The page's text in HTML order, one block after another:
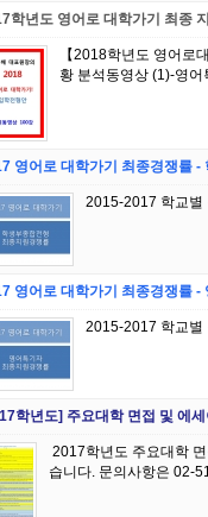
학년도 영어로 대학가기 최종
【2018학년도 영어로
영어로 대학가기 최종경쟁률 -
2015-2017 학교별
영어로 대학가기 최종경쟁률 -
2015-2017 학교별
학년도] 주요대학 면접 및 에
2017학년도 주요대학
습니다. 문의사항